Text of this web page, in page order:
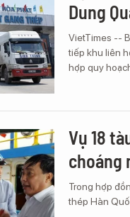
Dung
VietTimes --
tiếp khu liên
hợp quy
Vụ 18
choáng
Trong hợp
thép Hàn